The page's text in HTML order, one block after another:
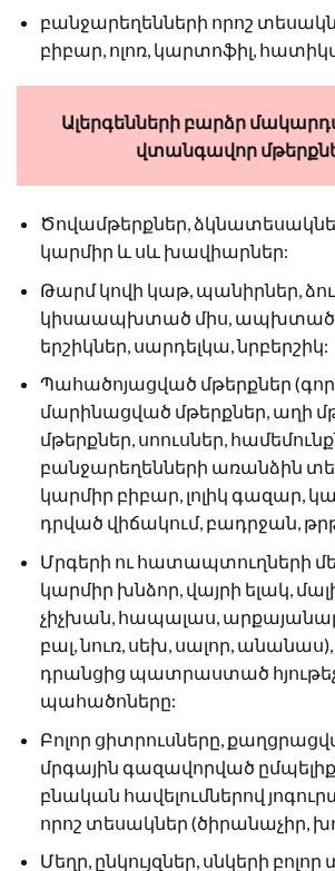
բանջարեղենների որոշ
բիբար, ոլոռ, կարտոֆիլ,
Ալերգենների բարձր
վտանգավոր
Ծովամթերքներ,
կարմիր և սև խավիարներ:
Թարմ կովի կաթ, պանիրներ, ձու,
կիսաապխտած միս, ապխտած
երշիկներ, սարդելկա, նրբերշիկ:
Պահածոյացված մթերքներ
մարինացված մթերքներ, աղի
մթերքներ, սոուսներ,
բանջարեղենների առանձին
կարմիր բիբար, լոլիկ գազար,
դրված վիճակում, բադրջան,
Մրգերի ու հատապտուղների
կարմիր խնձոր, վայրի ելակ,
չիչխան, հապալաս,
բալ, նուռ, սեխ, սալոր,
դրանցից պատրաստած
պահածոները:
Բոլոր ցիտրուսները,
մրգային գազավորված
բնական հավելումներով
որոշ տեսակներ (ծիրանաչիր,
Մեղր, ընկույզներ, սնկերի